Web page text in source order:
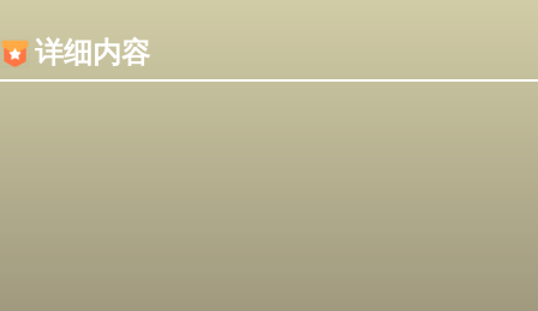
详细内容